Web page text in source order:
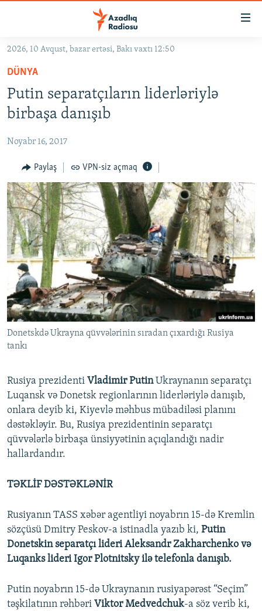
Əsas
qayıt
Əsas
naviqasiyaya
qayıt
Axtarışa
KORRUPSIOMETR
#ƏSLINDƏ
FƏRQƏ BAX
QANUNI DOĞRU
ARAŞDIRMA
MULTIMEDIA
VIDEO
FOTOQALEREYA
İNFOQRAFIKA
KARIKATURA
RADIO ARXIV
OXU ZALI
AZƏRBAYCAN ƏDƏBIYYATI KITABXANASI
İSLAM VƏ DEMOKRATIYA
İZ - MƏDƏNIYYƏT PROQRAMI
HAQQIMIZDA
MISSIYAMIZ
PEŞƏ ETIKASI VƏ JURNALISTIKA STANDARTLARIMIZ
MATERIALLARIMIZDAN ISTIFADƏ
AZADLIQRADIOSU MOBIL TELEFONUNUZDA
XƏBƏR BÜLLETENLƏRIMIZ
BIZI IZLƏ
RFE/RL-in bütün saytları
2026, 10 Avqust, bazar ertəsi, Bakı vaxtı 12:50
DÜNYA
Putin separatçıların liderləriylə
birbaşa danışıb
Noyabr 16, 2017
Paylaş VPN-siz açmaq
Donetskdə Ukrayna qüvvələrinin sıradan çıxardığı Rusiya
tankı
Rusiya prezidenti Vladimir PutinUkraynanın separatçı
Luqansk və Donetsk regionlarının liderləriylə danışıb,
onlara deyib ki, Kiyevlə məhbus mübadiləsi planını
dəstəkləyir. Bu, Rusiya prezidentinin separatçı
qüvvələrlə birbaşa ünsiyyətinin açıqlandığı nadir
hallardandır.
TƏKLİF DƏSTƏKLƏNİR
Rusiyanın TASS xəbər agentliyi noyabrın 15-də Kremlin
sözçüsü Dmitry Peskov-a istinadla yazıb ki, Putin
Donetskin separatçı lideri Aleksandr Zakharchenko və
Luqanks lideri Igor Plotnitsky ilə telefonla danışıb.
Putin noyabrın 15-də Ukraynanın rusiyapərəst “Seçim”
təşkilatının rəhbəri Viktor Medvedchuk-a söz verib ki,